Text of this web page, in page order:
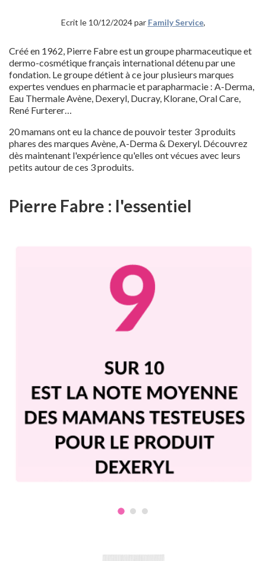
Ecrit le 10/12/2024 par Family Service,
Créé en 1962, Pierre Fabre est un groupe pharmaceutique et
dermo-cosmétique français international détenu par une
fondation. Le groupe détient à ce jour plusieurs marques
expertes vendues en pharmacie et parapharmacie : A-Derma,
Eau Thermale Avène, Dexeryl, Ducray, Klorane, Oral Care,
René Furterer…
20 mamans ont eu la chance de pouvoir tester 3 produits
phares des marques Avène, A-Derma & Dexeryl. Découvrez
dès maintenant l'expérience qu'elles ont vécues avec leurs
petits autour de ces 3 produits.
Pierre Fabre : l'essentiel